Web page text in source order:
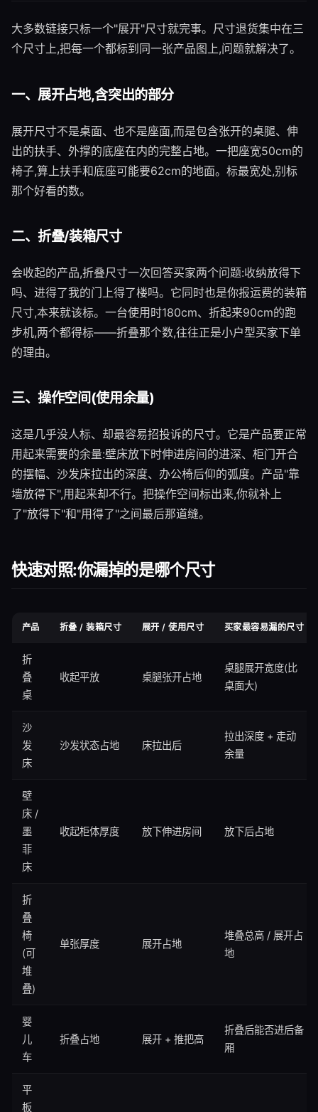
大多数链接只标一个"展开"尺寸就完事。尺寸退货集中在三
个尺寸上,把每一个都标到同一张产品图上,问题就解决了。
一、展开占地,含突出的部分
展开尺寸不是桌面、也不是座面,而是包含张开的桌腿、伸
出的扶手、外撑的底座在内的完整占地。一把座宽50cm的
椅子,算上扶手和底座可能要62cm的地面。标最宽处,别标
那个好看的数。
二、折叠/装箱尺寸
会收起的产品,折叠尺寸一次回答买家两个问题:收纳放得下
吗、进得了我的门上得了楼吗。它同时也是你报运费的装箱
尺寸,本来就该标。一台使用时180cm、折起来90cm的跑
步机,两个都得标——折叠那个数,往往正是小户型买家下单
的理由。
三、操作空间(使用余量)
这是几乎没人标、却最容易招投诉的尺寸。它是产品要正常
用起来需要的余量:壁床放下时伸进房间的进深、柜门开合
的摆幅、沙发床拉出的深度、办公椅后仰的弧度。产品"靠
墙放得下",用起来却不行。把操作空间标出来,你就补上
了"放得下"和"用得了"之间最后那道缝。
快速对照:你漏掉的是哪个尺寸
产品 折叠 / 装箱尺寸 展开 / 使用尺寸 买家最容易漏的尺寸
折
叠
桌
收起平放 桌腿张开占地
桌腿展开宽度(比
桌面大)
沙
发
床
沙发状态占地 床拉出后
拉出深度 + 走动
余量
壁
床 /
墨
菲
床
收起柜体厚度 放下伸进房间 放下后占地
折
叠
椅
(可
堆
叠)
单张厚度 展开占地
堆叠总高 / 展开占
地
婴
儿
车
折叠占地 展开 + 推把高
折叠后能否进后备
厢
平
板